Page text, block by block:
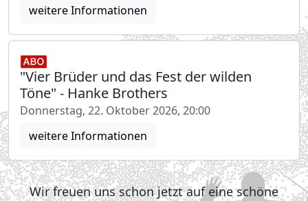
weitere Informationen
"Vier Brüder und das Fest der wilden
Töne" - Hanke Brothers
Donnerstag, 22. Oktober 2026, 20:00
weitere Informationen
Wir freuen uns schon jetzt auf eine schöne